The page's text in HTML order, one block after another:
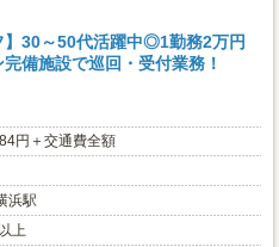
】30～50代活躍中◎1勤務2万円
備施設で巡回・受付業務！
円＋交通費全額
浜駅
上